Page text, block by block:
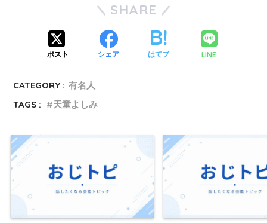
SHARE
ポスト シェア はてブ LINE
CATEGORY : 有名人
TAGS :
天童よしみ